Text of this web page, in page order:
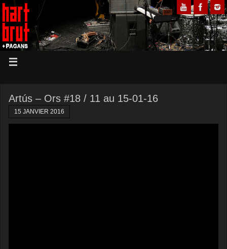
Artús – Ors #18 / 11 au 15-01-16
15 JANVIER 2016